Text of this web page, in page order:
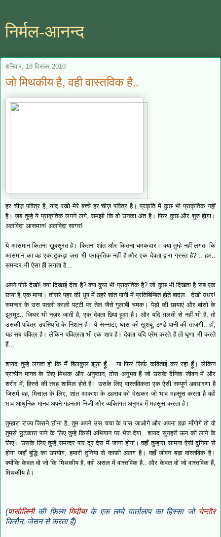
निर्मल-आनन्द
शनिवार, 18 दिसंबर 2010
जो मिथकीय है, वही वास्तविक है..
हर चीज़ पवित्र है, याद रखो मेरे बच्चेहर चीज़ पवित्र है।प्रकृति में कुछ भी प्राकृतिक नहीं
है। जब तुम्हे ये प्राकृतिक लगने लगे, समझो कि वो उनका अंत है। फिर कुछ और शुरु होगा।
अलविदा आसमान! अलविदा सागर!
ये आसमान कितना ख़ूबसूरत है। कितना शांत और कितना चमकदार। क्या तुम्हे नहीं लगता कि
आसमान का वह एक टुकड़ा ज़रा भी प्राकृतिक नहीं है और एक देवता द्वारा ग्रस्त है? .. ह्म्म..
समन्दर भी ऐसा ही लगता है...
अपने पीछे देखो! क्या दिखाई देता है? क्या कुछ भी प्राकृतिक है? जो कुछ भी दिखता है सबएक
छायाहै, एकमाया । तीसरे पहर की धूप में ठहरे शांत पानी में प्रतिबिम्बित होते बादल.. देखो उधर!
समन्दर के उस पतली काली पट्टी पर तेल जैसे गुलाबी चमक। पेड़ो की छायाएं और बांसो के
झुरमुट.. जिधर भी नज़र जाती है, एक देवता छिपा हुआ है। और यदि ग़लती से नहीं भी है, तो
उसकी पवित्र उपस्थिति के निशान हैं। ये सन्नाटा, घास की ख़ुशबू, ठण्डे पानी की ताज़गी.. हाँ,
यह सब पवित्र है। लेकिन पवित्रता भी एक शाप है। देवता यदि प्रेम करते हैं तो घृणा भी करते
हैं...
शायद तुम्हे लगता हो कि मैं बिलकुल झूठा हूँ .. या फिर सिर्फ़ कविताई कर रहा हूँ। लेकिन
प्राचीन मानव के लिए मिथक और अनुष्ठान, ठोस अनुभव हैं जो उसके दैनिक जीवन में और
शरीर में, हिस्से की तरह शामिल होते हैं। उसके लिए वास्तविकता एक ऐसी सम्पूर्ण अवधारणा है
जिसमें वह, मिसाल के लिए, शांत आकाश के ठहराव को देखकर जो भाव महसूस करता है वही
भाव आधुनिक मानव अपने गहनतम निजी और व्यक्तिगत अनुभव में महसूस करता है।
तुम्हारा राज्य जिसने छीना है, तुम अपने उस चचा के पास जाओगे और अपना हक़ माँगोगे तो वो
तुमसे छुटकारा पाने के लिए तुम्हे किसी अभियान पर भेज देगा.. शायद सुनहरी ऊन को लाने के
लिए। उसके लिए तुम्हें समन्दर पार दूर देस में जाना होगा। वहाँ तुम्हारा सामना ऐसी दुनिया से
होगा जहाँ बुद्धि का उपयोग, हमारी दुनिया से काफ़ी अलग है। वहाँ जीवन बड़ा वास्तविक है।
क्योंकि केवल वो जो कि मिथकीय है, वही असल में वास्तविक है.. और केवल वो जो वास्तविक हैं,
मिथकीय है।
(पासोलिनीकी फ़िल्ममिदीयाके एक लम्बे वार्तालाप का हिस्सा जो चेन्तौर
किरौन, जेसन से करता है)